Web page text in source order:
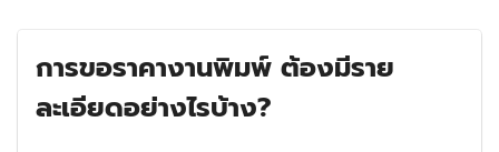
การขอราคางานพิมพ์ ต้องมีราย
ละเอียดอย่างไรบ้าง?